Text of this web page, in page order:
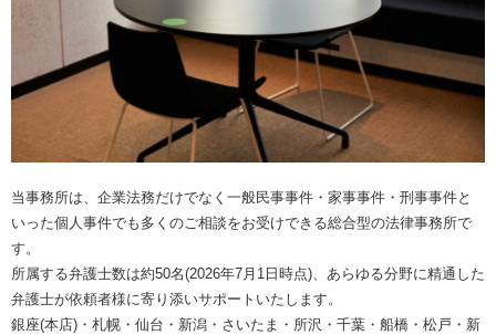
当事務所は、企業法務だけでなく一般民事事件・家事事件・刑事事件と
いった個人事件でも多くのご相談をお受けできる総合型の法律事務所で
す。
所属する弁護士数は約50名(2026年7月1日時点)、あらゆる分野に精通した
弁護士が依頼者様に寄り添いサポートいたします。
銀座(本店)・札幌・仙台・新潟・さいたま・所沢・千葉・船橋・松戸・新